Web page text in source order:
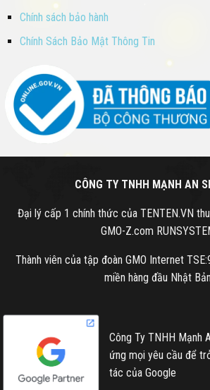
Chính sách bảo hành
Chính Sách Bảo Mật Thông Tin
CÔNG TY TNHH MẠNH AN
Đại lý cấp 1 chính thức của TENTEN.VN
GMO-Z.com
Thành viên của tập đoàn GMO Internet
miền hàng đầu Nhật Bản
Công Ty TNHH Mạnh
ứng mọi yêu cầu để
tác của Google